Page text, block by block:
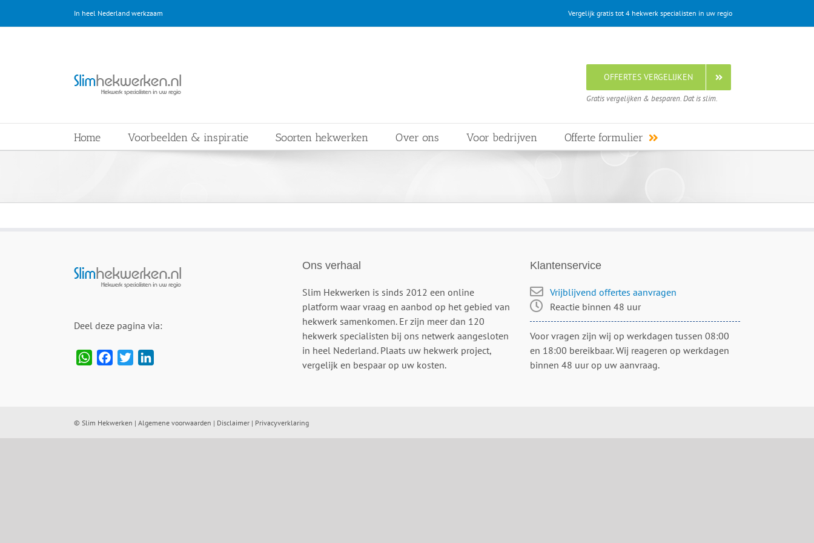
In heel Nederland werkzaam Vergelijk gratis tot 4 hekwerk specialisten in uw regio
OFFERTES VERGELIJKEN
Gratis vergelijken & besparen. Dat is slim.
Home Voorbeelden & inspiratie Soorten hekwerken Over ons Voor bedrijven Offerte formulier
Deel deze pagina via:
WhatsAppFacebook
Twitter
Ons verhaal
Slim Hekwerken is sinds 2012 een online
platform waar vraag en aanbod op het gebied van
hekwerk samenkomen. Er zijn meer dan 120
hekwerk specialisten bij ons netwerk aangesloten
in heel Nederland. Plaats uw hekwerk project,
vergelijk en bespaar op uw kosten.
Klantenservice
Vrijblijvend offertes aanvragen
Reactie binnen 48 uur
Voor vragen zijn wij op werkdagen tussen 08:00
en 18:00 bereikbaar. Wij reageren op werkdagen
binnen 48 uur op uw aanvraag.
© Slim Hekwerken | Algemene voorwaarden | Disclaimer | Privacyverklaring